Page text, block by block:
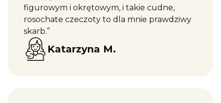
figurowym i okrętowym, i takie cudne,
rosochate czeczoty to dla mnie prawdziwy
skarb.”
Katarzyna M.